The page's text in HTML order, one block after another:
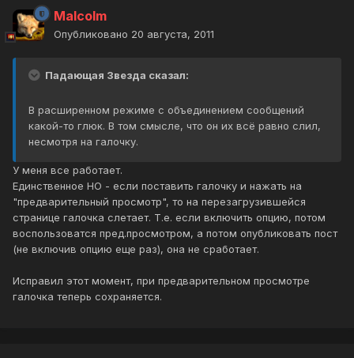
Malcolm
Опубликовано 20 августа, 2011
Падающая Звезда сказал:
В расширенном режиме с объединением сообщений
какой-то глюк. В том смысле, что он их всё равно слил,
несмотря на галочку.
У меня все работает.
Единственное НО - если поставить галочку и нажать на
"предварительный просмотр", то на перезагрузившейся
странице галочка слетает. Т.е. если включить опцию, потом
воспользоватся пред.просмотром, а потом опубликовать пост
(не включив опцию еще раз), она не сработает.
Исправил этот момент, при предварительном просмотре
галочка теперь сохраняется.